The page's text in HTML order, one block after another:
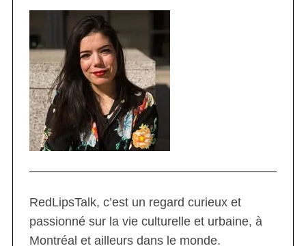
RedLipsTalk, c’est un regard curieux et
passionné sur la vie culturelle et urbaine, à
Montréal et ailleurs dans le monde.